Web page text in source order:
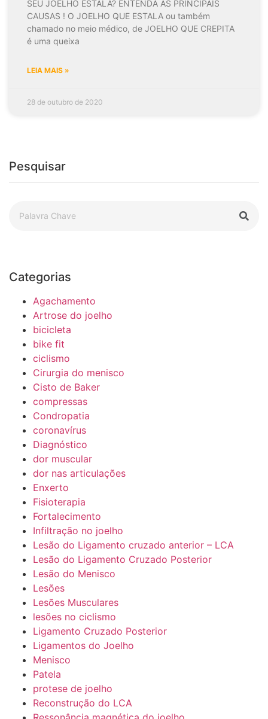
SEU JOELHO ESTALA? ENTENDA AS PRINCIPAIS
CAUSAS ! O JOELHO QUE ESTALA ou também
chamado no meio médico, de JOELHO QUE CREPITA
é uma queixa
LEIA MAIS »
28 de outubro de 2020
Pesquisar
Categorias
Agachamento
Artrose do joelho
bicicleta
bike fit
ciclismo
Cirurgia do menisco
Cisto de Baker
compressas
Condropatia
coronavírus
Diagnóstico
dor muscular
dor nas articulações
Enxerto
Fisioterapia
Fortalecimento
Infiltração no joelho
Lesão do Ligamento cruzado anterior – LCA
Lesão do Ligamento Cruzado Posterior
Lesão do Menisco
Lesões
Lesões Musculares
lesões no ciclismo
Ligamento Cruzado Posterior
Ligamentos do Joelho
Menisco
Patela
protese de joelho
Reconstrução do LCA